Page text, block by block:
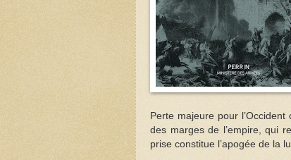
Perte majeure pour
des marges de l’empire, qui
prise constitue l’apogée de la